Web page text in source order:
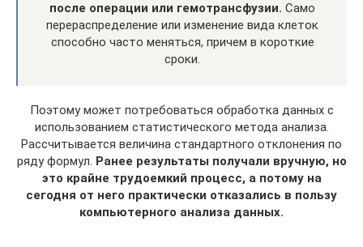
после операции или гемотрансфузии. Само
перераспределение или изменение вида клеток
способно часто меняться, причем в короткие
сроки.
Поэтому может потребоваться обработка данных с
использованием статистического метода анализа.
Рассчитывается величина стандартного отклонения по
ряду формул. Ранее результаты получали вручную, но
это крайне трудоемкий процесс, а потому на
сегодня от него практически отказались в пользу
компьютерного анализа данных.